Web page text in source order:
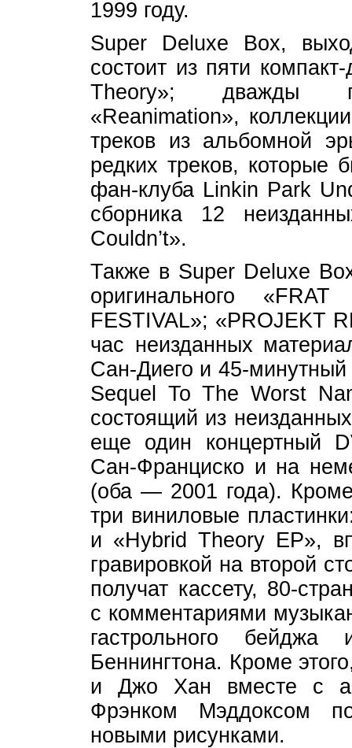
1999 году.
Super Deluxe Box,
состоит из пяти
Theory»; дважды
«Reanimation»,
треков из альбомной
редких треков, которые
фан-клуба Linkin Park
сборника 12
Couldn’t».
Также в Super Deluxe
оригинального
FESTIVAL»; «PROJEKT
час неизданных
Сан-Диего и 45-
Sequel To The Worst
состоящий из
еще один концертный
Сан-Франциско и на
(оба — 2001 года).
три виниловые
и «Hybrid Theory EP»,
гравировкой на второй
получат кассету, 80-
с комментариями
гастрольного
Беннингтона. Кроме
и Джо Хан вместе с
Фрэнком Мэддоксом
новыми рисунками.